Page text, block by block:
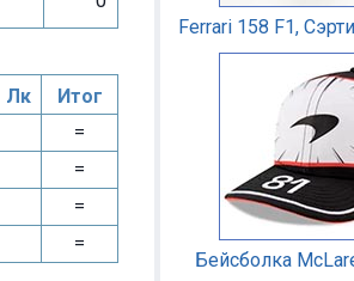
Лк
Итог
=
=
=
=
Ferrari 158 F1,
Бейсболка